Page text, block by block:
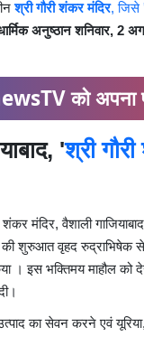
श्री गौरी शंकर मंदिर, जिसे
अनुष्ठान शनिवार, 2
को अपना
'श्री
शंकर मंदिर, वैशाली
की शुरुआत वृहद
। इस भक्तिमय माहौल को
का सेवन करने एवं